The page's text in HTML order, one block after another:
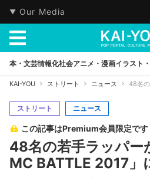
Our Media
本・文芸情報化社会アニメ・漫画イラスト
KAI-YOU ストリート ニュース 48名
ストリート ニュース
この記事はPremium会員限定です
48名の若手ラッパー
MC BATTLE 2017